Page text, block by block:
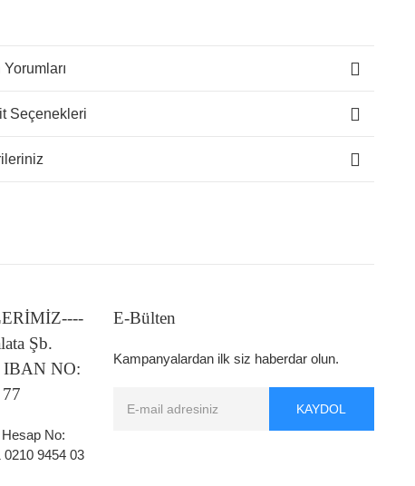
Yorumları
Seçenekleri
Şb.
IBAN NO:
No:
9454 03
E-Bülten
Kampanyalardan ilk siz haberdar olun.
KAYDOL